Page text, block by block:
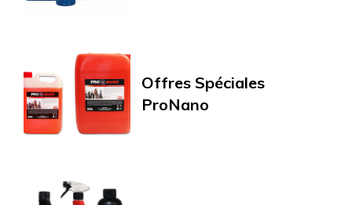
Offres Spéciales
ProNano